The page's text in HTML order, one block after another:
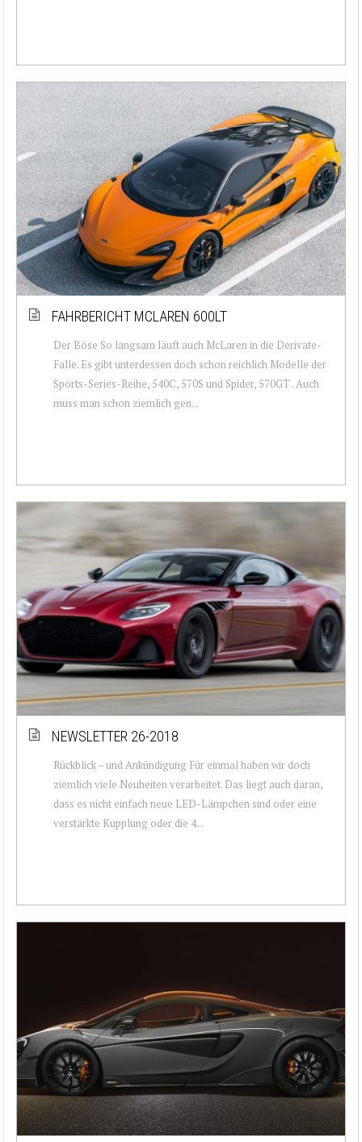
FAHRBERICHT MCLAREN 600LT
Der Böse So langsam läuft auch McLaren in die Derivate-
Falle. Es gibt unterdessen doch schon reichlich Modelle der
Sports-Series-Reihe, 540C, 570S und Spider, 570GT . Auch
muss man schon ziemlich gen...
NEWSLETTER 26-2018
Rückblick – und Ankündigung Für einmal haben wir doch
ziemlich viele Neuheiten verarbeitet. Das liegt auch daran,
dass es nicht einfach neue LED-Lämpchen sind oder eine
verstärkte Kupplung oder die 4...